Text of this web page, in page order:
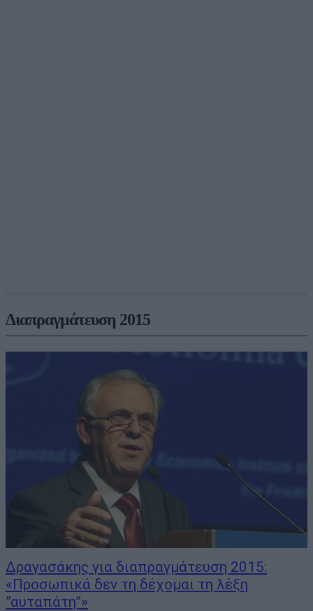
Διαπραγμάτευση 2015
Δραγασάκης για διαπραγμάτευση 2015:
«Προσωπικά δεν τη δέχομαι τη λέξη
”αυταπάτη”»